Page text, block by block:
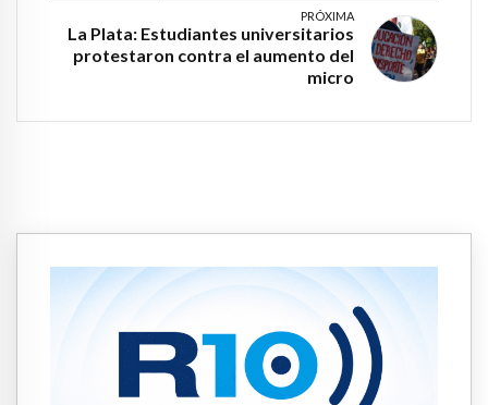
PRÓXIMA
La Plata: Estudiantes universitarios
protestaron contra el aumento del
micro